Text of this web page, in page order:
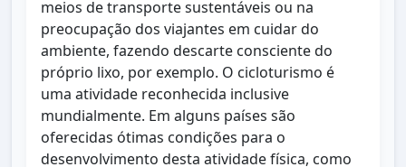
meios de transporte sustentáveis ou na
preocupação dos viajantes em cuidar do
ambiente, fazendo descarte consciente do
próprio lixo, por exemplo. O cicloturismo é
uma atividade reconhecida inclusive
mundialmente. Em alguns países são
oferecidas ótimas condições para o
desenvolvimento desta atividade física, como